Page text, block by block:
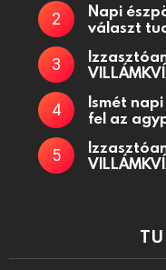
Napi
választ
Ismét
fel az